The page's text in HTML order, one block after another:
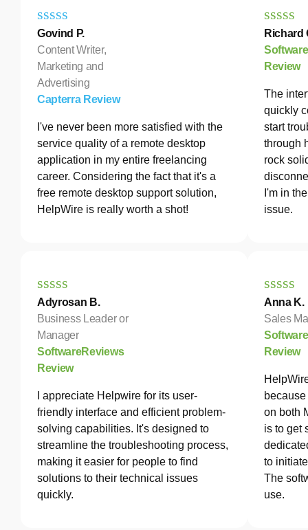
Govind P.
Content Writer,
Marketing and
Advertising
Capterra Review
I've never been more satisfied with the
service quality of a remote desktop
application in my entire freelancing
career. Considering the fact that it's a
free remote desktop support solution,
HelpWire is really worth a shot!
Richard
Review
The
quickly
start
through
rock
I'm in
issue.
Adyrosan B.
Business Leader or
Manager
SoftwareReviews
Review
I appreciate Helpwire for its user-
friendly interface and efficient problem-
solving capabilities. It's designed to
streamline the troubleshooting process,
making it easier for people to find
solutions to their technical issues
quickly.
Anna K.
Sales
Review
on both
is to get
to
The
use.